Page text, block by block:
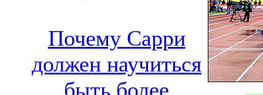
Почему Сарри
должен научиться
быть более